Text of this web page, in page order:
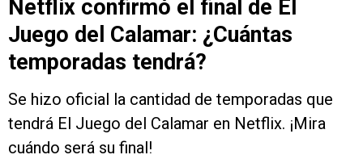
Netflix confirmó el final de El
Juego del Calamar: ¿Cuántas
temporadas tendrá?
Se hizo oficial la cantidad de temporadas que
tendrá El Juego del Calamar en Netflix. ¡Mira
cuándo será su final!